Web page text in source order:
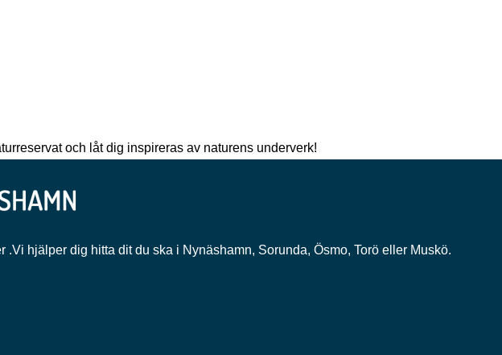
och låt dig inspireras av naturens underverk!
hjälper dig hitta dit du ska i Nynäshamn, Sorunda, Ösmo, Torö eller Muskö.